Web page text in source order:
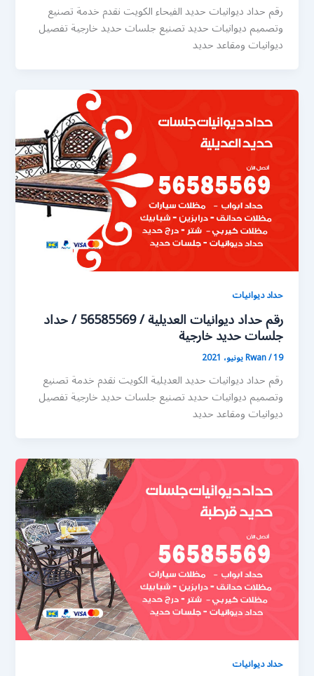
رقم حداد ديوانيات حديد الفيحاء الكويت نقدم خدمة تصنيع
وتصميم ديوانيات حديد تصنيع جلسات حديد خارجية تفصيل
ديوانيات ومقاعد حديد
حداد ديوانيات
رقم حداد ديوانيات العديلية / 56585569 / حداد
جلسات حديد خارجية
Rwan/19 يونيو، 2021
رقم حداد ديوانيات حديد العديلية الكويت نقدم خدمة تصنيع
وتصميم ديوانيات حديد تصنيع جلسات حديد خارجية تفصيل
ديوانيات ومقاعد حديد
حداد ديوانيات